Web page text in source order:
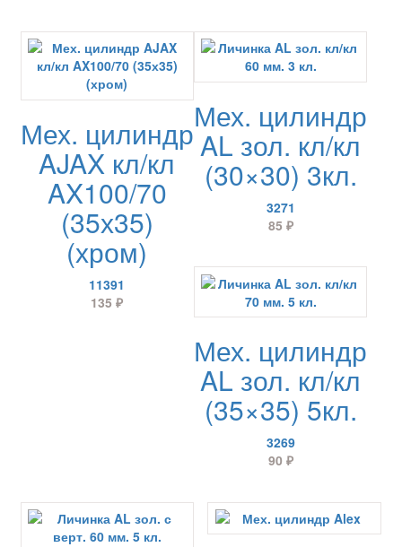
Мех. цилиндр
AJAX кл/кл
AX100/70
(35х35)
(хром)
11391
135₽
Мех. цилиндр
AL зол. кл/кл
(30×30) 3кл.
3271
85 ₽
Мех. цилиндр
AL зол. кл/кл
(35×35) 5кл.
3269
90 ₽